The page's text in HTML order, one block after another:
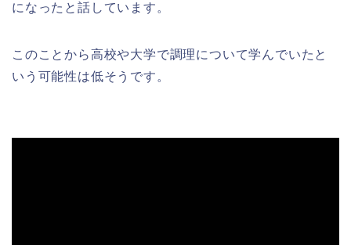
になったと話しています。
このことから高校や大学で調理について学んでいたと
いう可能性は低そうです。